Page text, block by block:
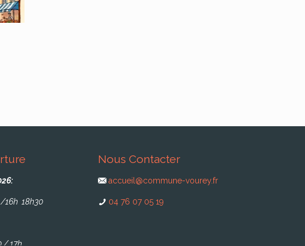
/16h 18h30
/ 17h
Nous Contacter
accueil@commune-vourey.fr
04 76 07 05 19